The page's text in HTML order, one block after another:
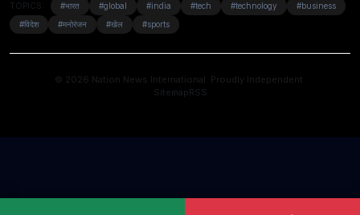
TOPICS: #भारत #global #india #tech #technology
#business
#विदेश
#मनोरंजन #खेल #sports
© 2026 Nation News International. Proudly Independent.
SitemapRSS